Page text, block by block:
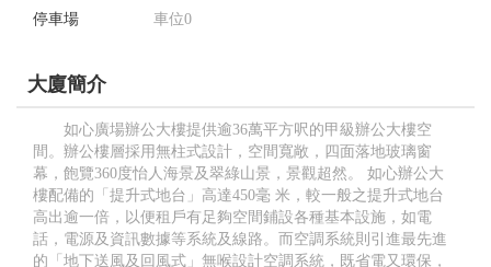
停車場 車位0
大廈簡介
如心廣場辦公大樓提供逾36萬平方呎的甲級辦公大樓空
間。辦公樓層採用無柱式設計，空間寬敞，四面落地玻璃窗
幕，飽覽360度怡人海景及翠綠山景，景觀超然。 如心辦公大
樓配備的「提升式地台」高達450毫 米，較一般之提升式地台
高出逾一倍，以便租戶有足夠空間鋪設各種基本設施，如電
話，電源及資訊數據等系統及線路。而空調系統則引進最先進
的「地下送風及回風式」無喉設計空調系統，既省電又環保，